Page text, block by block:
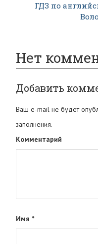
ГДЗ по
Нет
Добавить
Ваш e-mail не будет
заполнения.
Комментарий
Имя *